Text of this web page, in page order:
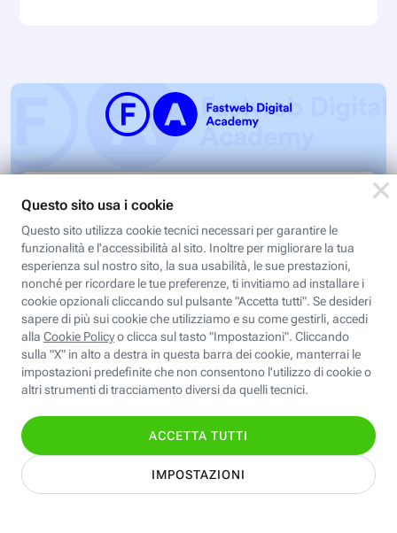
Valentina CAD: Cartamodelli
digitali
Modelli digitali apre le porte alla modellistica
digitale con il software Valentina CAD, free e
open source: partendo dall’esercizio del video…
Iscriviti